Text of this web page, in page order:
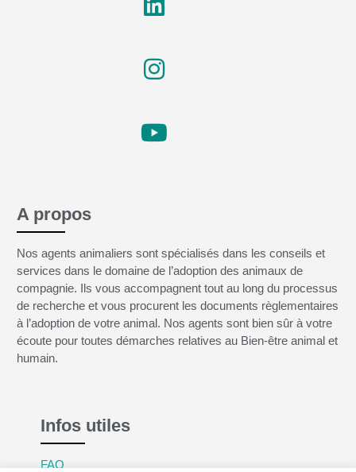
A propos
Nos agents animaliers sont spécialisés dans les conseils et
services dans le domaine de l’adoption des animaux de
compagnie. Ils vous accompagnent tout au long du processus
de recherche et vous procurent les documents règlementaires
à l’adoption de votre animal. Nos agents sont bien sûr à votre
écoute pour toutes démarches relatives au Bien-être animal et
humain.
Infos utiles
FAQ